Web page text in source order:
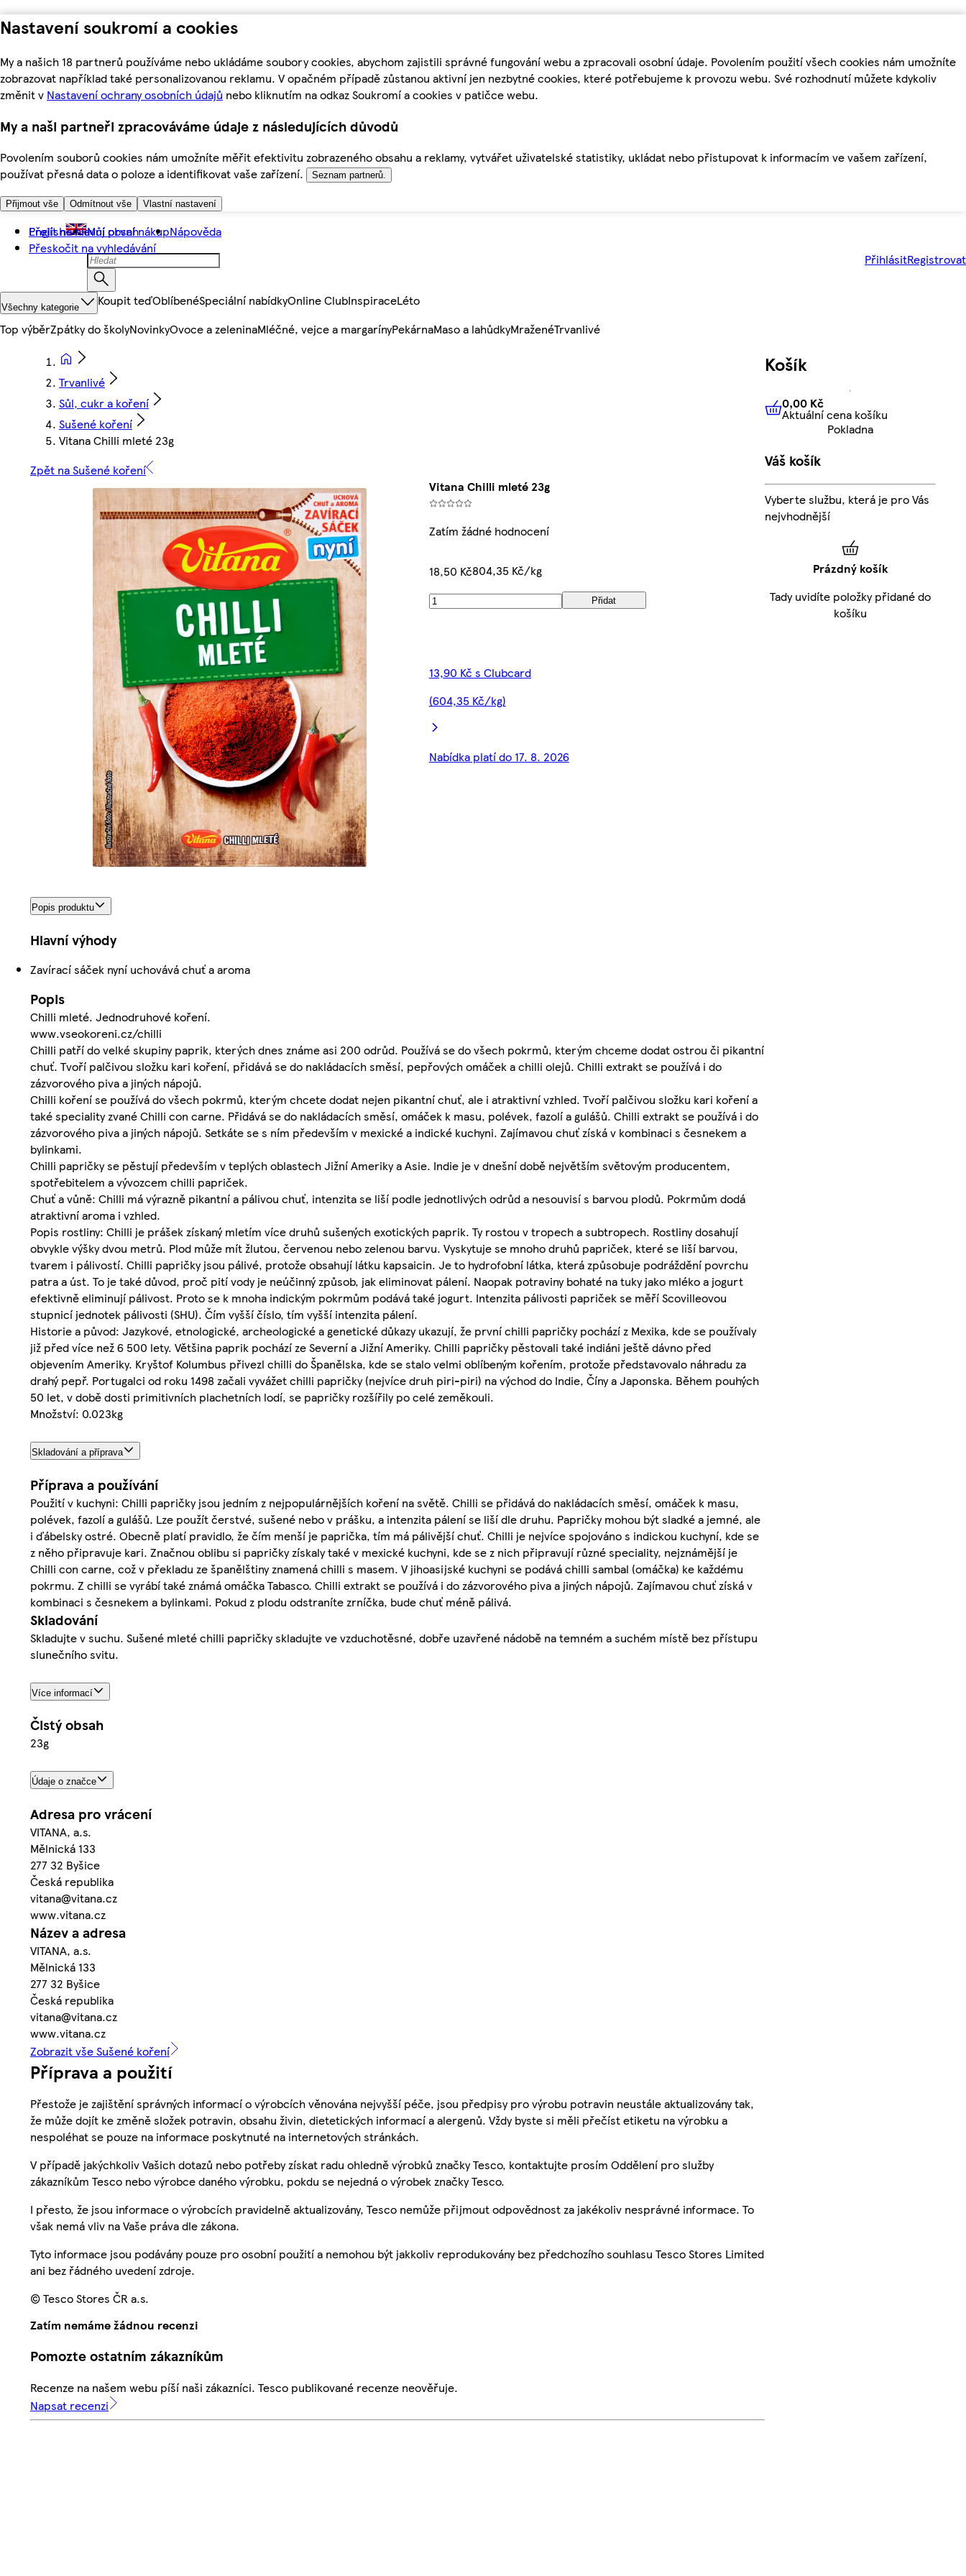
Nastavení soukromí a cookies
My a našich 18 partnerů používáme nebo ukládáme soubory cookies, abychom zajistili správné fungování webu a zpracovali osobní údaje. Povolením použití všech cookies nám umožníte
zobrazovat například také personalizovanou reklamu. V opačném případě zůstanou aktivní jen nezbytné cookies, které potřebujeme k provozu webu. Své rozhodnutí můžete kdykoliv
změnit v Nastavení ochrany osobních údajů nebo kliknutím na odkaz Soukromí a cookies v patičce webu.
My a naši partneři zpracováváme údaje z následujících důvodů
Povolením souborů cookies nám umožníte měřit efektivitu zobrazeného obsahu a reklamy, vytvářet uživatelské statistiky, ukládat nebo přistupovat k informacím ve vašem zařízení,
používat přesná data o poloze a identifikovat vaše zařízení.
Seznam partnerů.
Přijmout vše Odmítnout vše Vlastní nastavení
Přejít na hlavní obsah
Přeskočit na vyhledávání
English Můj první nákupNápověda
PřihlásitRegistrovat
Všechny kategorie Koupit teďOblíbenéSpeciální nabídkyOnline ClubInspiraceLéto
Top výběrZpátky do školyNovinkyOvoce a zeleninaMléčné, vejce a margarínyPekárnaMaso a lahůdkyMraženéTrvanlivé
Trvanlivé
Sůl, cukr a koření
Sušené koření
Vitana Chilli mleté 23g
Zpět na Sušené koření
Vitana Chilli mleté 23g
Zatím žádné hodnocení
18,50 Kč804,35 Kč/kg
Přidat
13,90 Kč s Clubcard
(604,35 Kč/kg)
Nabídka platí do 17. 8. 2026
Popis produktu
Hlavní výhody
Zavírací sáček nyní uchovává chuť a aroma
Popis
Chilli mleté. Jednodruhové koření.
www.vseokoreni.cz/chilli
Chilli patří do velké skupiny paprik, kterých dnes známe asi 200 odrůd. Používá se do všech pokrmů, kterým chceme dodat ostrou či pikantní
chuť. Tvoří palčivou složku kari koření, přidává se do nakládacích směsí, pepřových omáček a chilli olejů. Chilli extrakt se používá i do
zázvorového piva a jiných nápojů.
Chilli koření se používá do všech pokrmů, kterým chcete dodat nejen pikantní chuť, ale i atraktivní vzhled. Tvoří palčivou složku kari koření a
také speciality zvané Chilli con carne. Přidává se do nakládacích směsí, omáček k masu, polévek, fazolí a gulášů. Chilli extrakt se používá i do
zázvorového piva a jiných nápojů. Setkáte se s ním především v mexické a indické kuchyni. Zajímavou chuť získá v kombinaci s česnekem a
bylinkami.
Chilli papričky se pěstují především v teplých oblastech Jižní Ameriky a Asie. Indie je v dnešní době největším světovým producentem,
spotřebitelem a vývozcem chilli papriček.
Chuť a vůně: Chilli má výrazně pikantní a pálivou chuť, intenzita se liší podle jednotlivých odrůd a nesouvisí s barvou plodů. Pokrmům dodá
atraktivní aroma i vzhled.
Popis rostliny: Chilli je prášek získaný mletím více druhů sušených exotických paprik. Ty rostou v tropech a subtropech. Rostliny dosahují
obvykle výšky dvou metrů. Plod může mít žlutou, červenou nebo zelenou barvu. Vyskytuje se mnoho druhů papriček, které se liší barvou,
tvarem i pálivostí. Chilli papričky jsou pálivé, protože obsahují látku kapsaicin. Je to hydrofobní látka, která způsobuje podráždění povrchu
patra a úst. To je také důvod, proč pití vody je neúčinný způsob, jak eliminovat pálení. Naopak potraviny bohaté na tuky jako mléko a jogurt
efektivně eliminují pálivost. Proto se k mnoha indickým pokrmům podává také jogurt. Intenzita pálivosti papriček se měří Scovilleovou
stupnicí jednotek pálivosti (SHU). Čím vyšší číslo, tím vyšší intenzita pálení.
Historie a původ: Jazykové, etnologické, archeologické a genetické důkazy ukazují, že první chilli papričky pochází z Mexika, kde se používaly
již před více než 6 500 lety. Většina paprik pochází ze Severní a Jižní Ameriky. Chilli papričky pěstovali také indiáni ještě dávno před
objevením Ameriky. Kryštof Kolumbus přivezl chilli do Španělska, kde se stalo velmi oblíbeným kořením, protože představovalo náhradu za
drahý pepř. Portugalci od roku 1498 začali vyvážet chilli papričky (nejvíce druh piri-piri) na východ do Indie, Číny a Japonska. Během pouhých
50 let, v době dosti primitivních plachetních lodí, se papričky rozšířily po celé zeměkouli.
Množství: 0.023kg
Skladování a příprava
Příprava a používání
Použití v kuchyni: Chilli papričky jsou jedním z nejpopulárnějších koření na světě. Chilli se přidává do nakládacích směsí, omáček k masu,
polévek, fazolí a gulášů. Lze použít čerstvé, sušené nebo v prášku, a intenzita pálení se liší dle druhu. Papričky mohou být sladké a jemné, ale
i ďábelsky ostré. Obecně platí pravidlo, že čím menší je paprička, tím má pálivější chuť. Chilli je nejvíce spojováno s indickou kuchyní, kde se
z něho připravuje kari. Značnou oblibu si papričky získaly také v mexické kuchyni, kde se z nich připravují různé speciality, nejznámější je
Chilli con carne, což v překladu ze španělštiny znamená chilli s masem. V jihoasijské kuchyni se podává chilli sambal (omáčka) ke každému
pokrmu. Z chilli se vyrábí také známá omáčka Tabasco. Chilli extrakt se používá i do zázvorového piva a jiných nápojů. Zajímavou chuť získá v
kombinaci s česnekem a bylinkami. Pokud z plodu odstraníte zrníčka, bude chuť méně pálivá.
Skladování
Skladujte v suchu. Sušené mleté chilli papričky skladujte ve vzduchotěsné, dobře uzavřené nádobě na temném a suchém místě bez přístupu
slunečního svitu.
Více informací
Čistý obsah
23g
Údaje o značce
Adresa pro vrácení
VITANA, a.s.
Mělnická 133
277 32 Byšice
Česká republika
vitana@vitana.cz
www.vitana.cz
Název a adresa
VITANA, a.s.
Mělnická 133
277 32 Byšice
Česká republika
vitana@vitana.cz
www.vitana.cz
Zobrazit vše Sušené koření
Příprava a použití
Přestože je zajištění správných informací o výrobcích věnována nejvyšší péče, jsou předpisy pro výrobu potravin neustále aktualizovány tak,
že může dojít ke změně složek potravin, obsahu živin, dietetických informací a alergenů. Vždy byste si měli přečíst etiketu na výrobku a
nespoléhat se pouze na informace poskytnuté na internetových stránkách.
V případě jakýchkoliv Vašich dotazů nebo potřeby získat radu ohledně výrobků značky Tesco, kontaktujte prosím Oddělení pro služby
zákazníkům Tesco nebo výrobce daného výrobku, pokdu se nejedná o výrobek značky Tesco.
I přesto, že jsou informace o výrobcích pravidelně aktualizovány, Tesco nemůže přijmout odpovědnost za jakékoliv nesprávné informace. To
však nemá vliv na Vaše práva dle zákona.
Tyto informace jsou podávány pouze pro osobní použití a nemohou být jakkoliv reprodukovány bez předchozího souhlasu Tesco Stores Limited
ani bez řádného uvedení zdroje.
© Tesco Stores ČR a.s.
Zatím nemáme žádnou recenzi
Pomozte ostatním zákazníkům
Recenze na našem webu píší naši zákazníci. Tesco publikované recenze neověřuje.
Napsat recenzi
Košík
0,00 KčAktuální cena košíku
0,00 Kč
Aktuální cena košíku
Pokladna
Váš košík
Vyberte službu, která je pro Vás
nejvhodnější
Prázdný košík
Tady uvidíte položky přidané do
košíku